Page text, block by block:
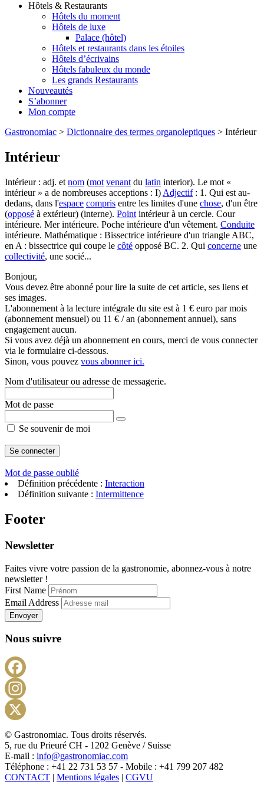
Hôtels & Restaurants
Hôtels du moment
Hôtels de luxe
Palace (hôtel)
Hôtels et restaurants dans les étoiles
Hôtels d’écrivains
Hôtels fabuleux du monde
Les grands Restaurants
Nouveautés
S’abonner
Mon compte
Gastronomiac > Dictionnaire des termes organoleptiques > Intérieur
Intérieur
Intérieur : adj. et nom (mot venant du latin interior). Le mot «
intérieur » a de nombreuses acceptions : I) Adjectif: 1. Qui est au-
dedans, dans l'espace compris entre les limites d'une chose, d'un être
(opposé à extérieur) (interne). Point intérieur à un cercle. Cour
intérieure. Mer intérieure. Poche intérieure d'un vêtement. Conduite
intérieure. Mathématique : Bissectrice intérieure d'un triangle ABC,
en A : bissectrice qui coupe le côté opposé BC. 2. Qui concerne une
collectivité, une socié...
Bonjour,
Vous devez être abonné pour lire la suite de cet article, ses liens et
ses images.
L'abonnement à la lecture intégrale du site est à 1 € euro par mois
(abonnement mensuel) ou 11 € / an (abonnement annuel), sans
engagement aucun.
Si vous avez déjà un abonnement en cours, merci de vous connecter
via le formulaire ci-dessous.
Sinon, vous pouvez vous abonner ici.
Nom d'utilisateur ou adresse de messagerie.
Mot de passe
Se souvenir de moi
Mot de passe oublié
Définition précédente : Interaction
Définition suivante : Intermittence
Footer
Newsletter
Faites vivre votre passion de la gastronomie, abonnez-vous à notre
newsletter !
First Name
Email Address
Envoyer
Nous suivre
X
© Gastronomiac. Tous droits réservés.
5, rue du Prieuré CH - 1202 Genève / Suisse
E-mail : info@gastronomiac.com
Téléphone : +41 22 731 53 57 - Mobile : +41 799 207 482
CONTACT | Mentions légales | CGVU